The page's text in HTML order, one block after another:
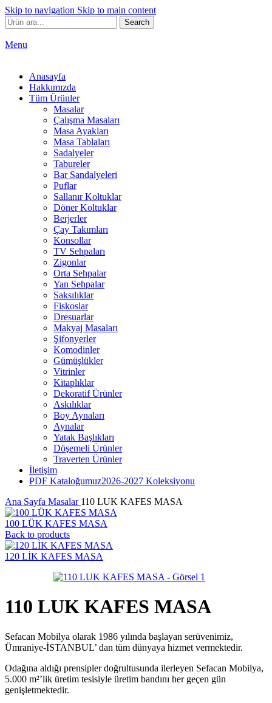
Skip to navigation Skip to main content
Search
Menu
Anasayfa
Hakkımızda
Tüm Ürünler
Masalar
Çalışma Masaları
Masa Ayakları
Masa Tablaları
Sadalyeler
Tabureler
Bar Sandalyeleri
Puflar
Sallanır Koltuklar
Döner Koltuklar
Berjerler
Çay Takımları
Konsollar
TV Sehpaları
Zigonlar
Orta Sehpalar
Yan Sehpalar
Saksılıklar
Fiskoslar
Dresuarlar
Makyaj Masaları
Şifonyerler
Komodinler
Gümüşlükler
Vitrinler
Kitaplıklar
Dekoratif Ürünler
Askılıklar
Boy Aynaları
Aynalar
Yatak Başlıkları
Döşemeli Ürünler
Traverten Ürünler
İletişim
PDF Kataloğumuz2026-2027 Koleksiyonu
Ana Sayfa Masalar 110 LUK KAFES MASA
100 LÜK KAFES MASA
Back to products
120 LİK KAFES MASA
110 LUK KAFES MASA
Sefacan Mobilya olarak 1986 yılında başlayan serüvenimiz,
Ümraniye-İSTANBUL’ dan tüm dünyaya hizmet vermektedir.
Odağına aldığı prensipler doğrultusunda ilerleyen Sefacan Mobilya,
5.000 m²’lik üretim tesisiyle üretim bandını her geçen gün
genişletmektedir.